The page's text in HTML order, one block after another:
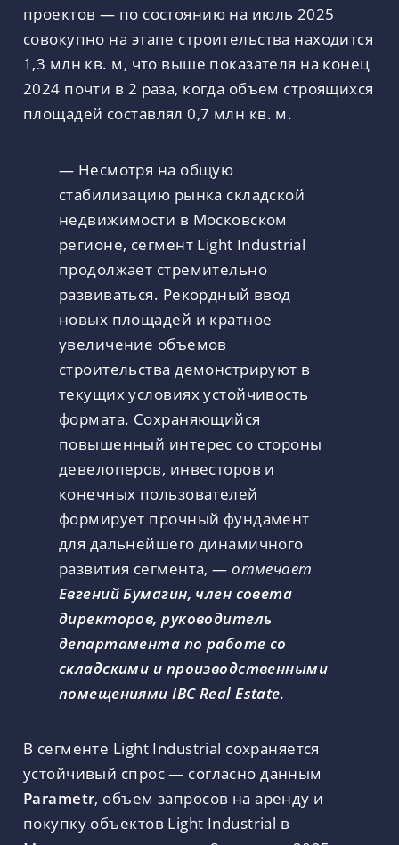
проектов — по состоянию на июль 2025
совокупно на этапе строительства находится
1,3 млн кв. м, что выше показателя на конец
2024 почти в 2 раза, когда объем строящихся
площадей составлял 0,7 млн кв. м.
— Несмотря на общую
стабилизацию рынка складской
недвижимости в Московском
регионе, сегмент Light Industrial
продолжает стремительно
развиваться. Рекордный ввод
новых площадей и кратное
увеличение объемов
строительства демонстрируют в
текущих условиях устойчивость
формата. Сохраняющийся
повышенный интерес со стороны
девелоперов, инвесторов и
конечных пользователей
формирует прочный фундамент
для дальнейшего динамичного
развития сегмента, —отмечает
Евгений Бумагин, член совета
директоров, руководитель
департамента по работе со
складскими и производственными
помещениями IBC Real Estate.
В сегменте Light Industrial сохраняется
устойчивый спрос — согласно данным
Parametr, объем запросов на аренду и
покупку объектов Light Industrial в